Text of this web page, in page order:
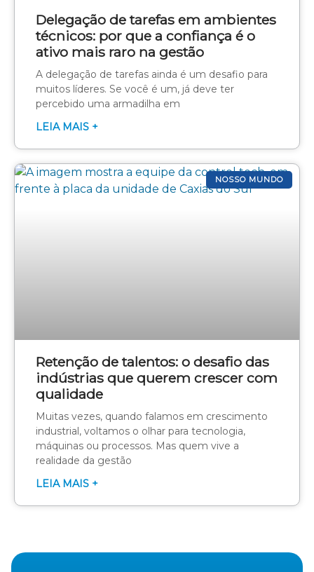
Delegação de tarefas em ambientes
técnicos: por que a confiança é o
ativo mais raro na gestão
A delegação de tarefas ainda é um desafio para
muitos líderes. Se você é um, já deve ter
percebido uma armadilha em
LEIA MAIS +
NOSSO MUNDO
Retenção de talentos: o desafio das
indústrias que querem crescer com
qualidade
Muitas vezes, quando falamos em crescimento
industrial, voltamos o olhar para tecnologia,
máquinas ou processos. Mas quem vive a
realidade da gestão
LEIA MAIS +